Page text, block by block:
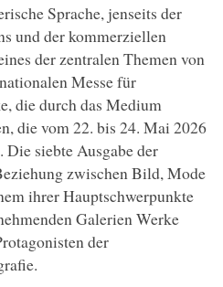
Sprache, jenseits der
und der kommerziellen
der zentralen Themen von
Messe für
die durch das Medium
die vom 22. bis 24. Mai 2026
Die siebte Ausgabe der
zwischen Bild, Mode
ihrer Hauptschwerpunkte
Galerien Werke
der